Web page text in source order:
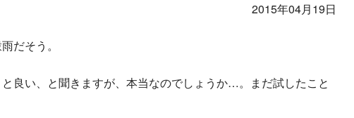
2015年04月19日
だそう。
良い、と聞きますが、本当なのでしょうか…。まだ試したこと